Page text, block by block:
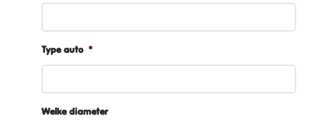
Type auto *
Welke diameter